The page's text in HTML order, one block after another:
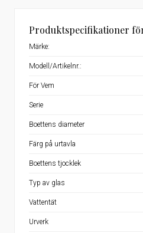
Produktspecifikationer för
Märke:
Modell/Artikelnr.:
För Vem
Serie
Boettens diameter
Färg på urtavla
Boettens tjocklek
Typ av glas
Vattentät
Urverk